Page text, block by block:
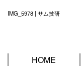
IMG_5978 | サム技研
HOME